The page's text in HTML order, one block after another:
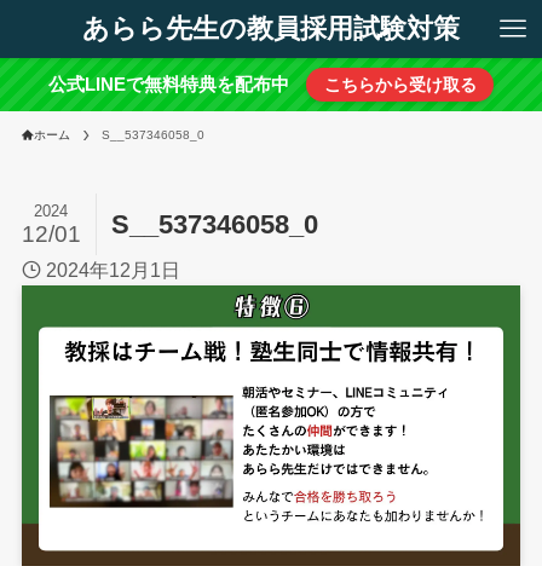
あらら先生の教員採用試験対策
公式LINEで無料特典を配布中 こちらから受け取る
ホーム S__537346058_0
S__537346058_0
2024
12/01
2024年12月1日